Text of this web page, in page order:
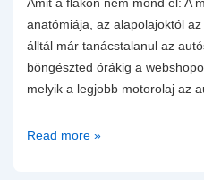
anatómiája, az alapolajoktól
álltál már tanácstalanul az
böngészted órákig a
melyik a legjobb motorolaj az
Melyik
Read more »